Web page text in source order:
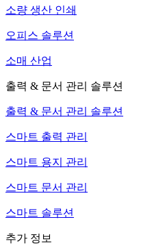
소량 생산 인쇄
오피스 솔루션
소매 산업
출력 & 문서 관리 솔루션
출력 & 문서 관리 솔루션
스마트 출력 관리
스마트 용지 관리
스마트 문서 관리
스마트 솔루션
추가 정보